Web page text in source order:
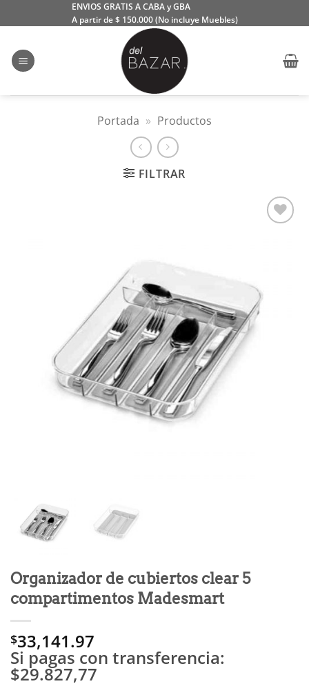
al
ENVIOS GRATIS A CABA y GBA
A partir de $ 150.000 (No incluye Muebles)
Portada » Productos
FILTRAR
Organizador de cubiertos clear 5
compartimentos Madesmart
$33,141.97
Si pagas con transferencia:
$29.827,77